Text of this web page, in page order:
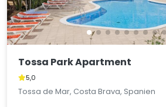
Tossa Park Apartment
5,0
Tossa de Mar, Costa Brava, Spanien